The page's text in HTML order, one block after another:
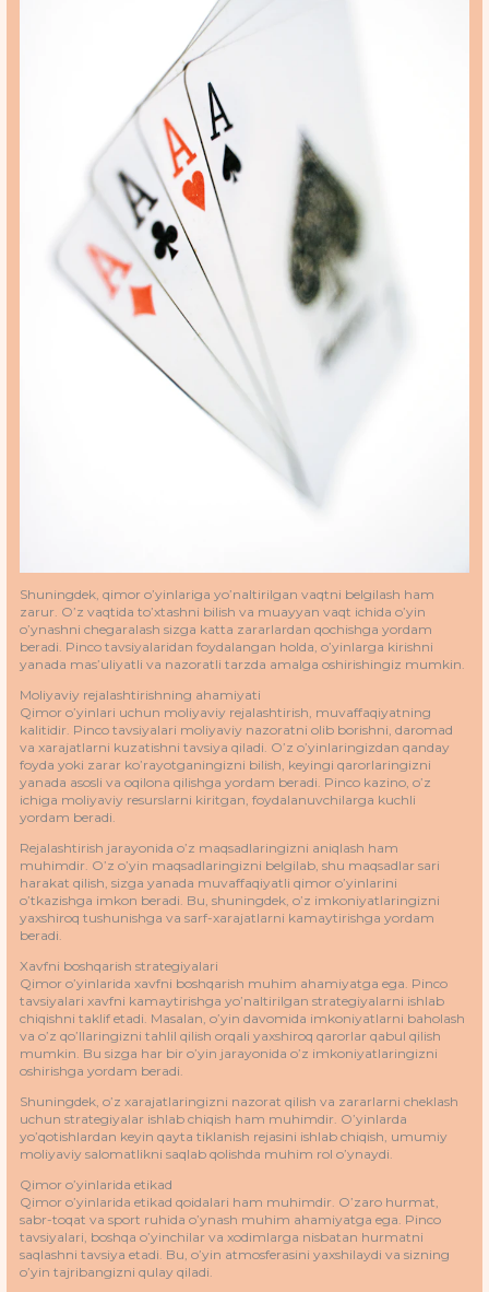
Shuningdek, qimor o’yinlariga yo’naltirilgan vaqtni belgilash ham
zarur. O’z vaqtida to’xtashni bilish va muayyan vaqt ichida o’yin
o’ynashni chegaralash sizga katta zararlardan qochishga yordam
beradi. Pinco tavsiyalaridan foydalangan holda, o’yinlarga kirishni
yanada mas’uliyatli va nazoratli tarzda amalga oshirishingiz mumkin.
Moliyaviy rejalashtirishning ahamiyati
Qimor o’yinlari uchun moliyaviy rejalashtirish, muvaffaqiyatning
kalitidir. Pinco tavsiyalari moliyaviy nazoratni olib borishni, daromad
va xarajatlarni kuzatishni tavsiya qiladi. O’z o’yinlaringizdan qanday
foyda yoki zarar ko’rayotganingizni bilish, keyingi qarorlaringizni
yanada asosli va oqilona qilishga yordam beradi. Pinco kazino, o’z
ichiga moliyaviy resurslarni kiritgan, foydalanuvchilarga kuchli
yordam beradi.
Rejalashtirish jarayonida o’z maqsadlaringizni aniqlash ham
muhimdir. O’z o’yin maqsadlaringizni belgilab, shu maqsadlar sari
harakat qilish, sizga yanada muvaffaqiyatli qimor o’yinlarini
o’tkazishga imkon beradi. Bu, shuningdek, o’z imkoniyatlaringizni
yaxshiroq tushunishga va sarf-xarajatlarni kamaytirishga yordam
beradi.
Xavfni boshqarish strategiyalari
Qimor o’yinlarida xavfni boshqarish muhim ahamiyatga ega. Pinco
tavsiyalari xavfni kamaytirishga yo’naltirilgan strategiyalarni ishlab
chiqishni taklif etadi. Masalan, o’yin davomida imkoniyatlarni baholash
va o’z qo’llaringizni tahlil qilish orqali yaxshiroq qarorlar qabul qilish
mumkin. Bu sizga har bir o’yin jarayonida o’z imkoniyatlaringizni
oshirishga yordam beradi.
Shuningdek, o’z xarajatlaringizni nazorat qilish va zararlarni cheklash
uchun strategiyalar ishlab chiqish ham muhimdir. O’yinlarda
yo’qotishlardan keyin qayta tiklanish rejasini ishlab chiqish, umumiy
moliyaviy salomatlikni saqlab qolishda muhim rol o’ynaydi.
Qimor o’yinlarida etikad
Qimor o’yinlarida etikad qoidalari ham muhimdir. O’zaro hurmat,
sabr-toqat va sport ruhida o’ynash muhim ahamiyatga ega. Pinco
tavsiyalari, boshqa o’yinchilar va xodimlarga nisbatan hurmatni
saqlashni tavsiya etadi. Bu, o’yin atmosferasini yaxshilaydi va sizning
o’yin tajribangizni qulay qiladi.